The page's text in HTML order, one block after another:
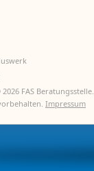
FAS Beratungsstelle.
Impressum